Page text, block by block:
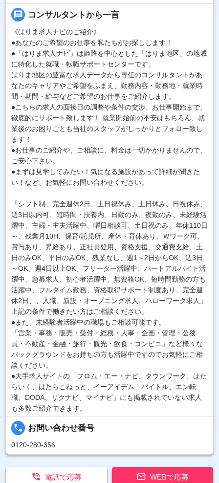
message コンサルタントから一言
《はりま求人ナビのご紹介》
●あなたのご希望のお仕事を私たちがお探しします！
●「はりま求人ナビ」は姫路を中心とした「はりま地区」の地域
に特化した就職・転職サポートセンターです。
はりま地区の豊富な求人データから専任のコンサルタントがあ
なたのキャリアやご希望をふまえ、勤務内容・勤務地・就業時
間・期間・給与などご希望のお仕事をご紹介します。
●こちらの求人の面接日の調整や条件の交渉、お仕事開始まで、
徹底的にサポート致します！ 就業開始前の不安はもちろん、就
業後のお困りごとも当社のスタッフがしっかりとフォロー致し
ます！
●お仕事のご紹介や、ご相談に、料金は一切かかりませんので、
ご安心下さい。
●まずは見学してみたい！気になる施設があって詳細が聞きた
い！など、お気軽にお問い合わせください。
「シフト制、完全週休2日、土日祝休み、土日休み、日祝休み、
週3日以内可、短時間・扶養内、日勤のみ、夜勤のみ、未経験活
躍中、主婦・主夫活躍中、曜日相談可、土日祝のみ、年休110日
～、残業月10H、保育/託児所、産休・育休あり、Ｗワーク可、
賞与あり、昇給あり、正社員登用、資格支援、交通費支給、土
日のみOK、平日のみOK、残業なし、週1～2日からOK、週3日
～OK、週4日以上OK、フリーター活躍中、パートアルバイト活
躍中、急募求人、初心者活躍中、無資格OK、短時間勤務の方も
活躍中、フルタイム勤務、資格取得サポート制度あり、完全週
休2日、、入職、新設・オープニング求人、ハローワーク求人」
上記の条件で働きたい方はご相談ください。
●また、未経験者活躍中の職場もご相談可能です。
「営業・事務・販売・受付・総務・人事・企画・管理・公務
員・不動産・金融・旅行・観光・飲食・コンビニ」など様々な
バックグラウンドをお持ちの方も活躍中ですのでお気軽にご相
談ください。
●大手求人サイトの「フロム・エー・ナビ、タウンワーク、はた
らいく、はたらこねっと、イーアイデム、バイトル、エン転
職、DODA、リクナビ、マイナビ」にも掲載されていない求人
も多数ご紹介できます。
local_phone お問い合わせ番号
0120-280-356
 WEBで応募
 電話で応募